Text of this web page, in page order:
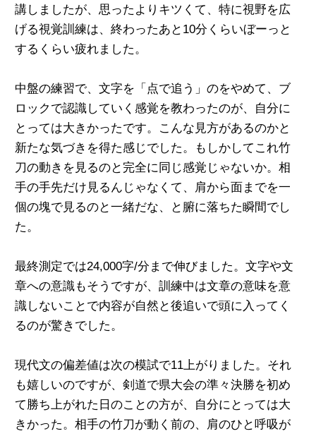
講しましたが、思ったよりキツくて、特に視野を広
げる視覚訓練は、終わったあと10分くらいぼーっと
するくらい疲れました。
中盤の練習で、文字を「点で追う」のをやめて、ブ
ロックで認識していく感覚を教わったのが、自分に
とっては大きかったです。こんな見方があるのかと
新たな気づきを得た感じでした。もしかしてこれ竹
刀の動きを見るのと完全に同じ感覚じゃないか。相
手の手先だけ見るんじゃなくて、肩から面までを一
個の塊で見るのと一緒だな、と腑に落ちた瞬間でし
た。
最終測定では24,000字/分まで伸びました。文字や文
章への意識もそうですが、訓練中は文章の意味を意
識しないことで内容が自然と後追いで頭に入ってく
るのが驚きでした。
現代文の偏差値は次の模試で11上がりました。それ
も嬉しいのですが、剣道で県大会の準々決勝を初め
て勝ち上がれた日のことの方が、自分にとっては大
きかった。相手の竹刀が動く前の、肩のひと呼吸が